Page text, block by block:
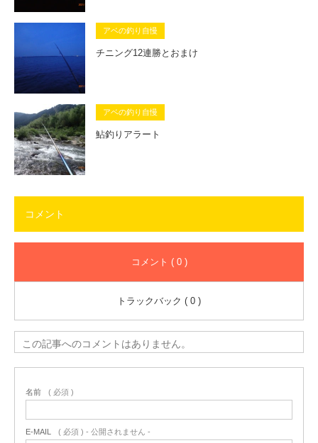
アベの釣り自慢
チニング12連勝とおまけ
アベの釣り自慢
鮎釣りアラート
コメント
コメント ( 0 )
トラックバック ( 0 )
この記事へのコメントはありません。
名前 ( 必須 )
E-MAIL ( 必須 ) - 公開されません -